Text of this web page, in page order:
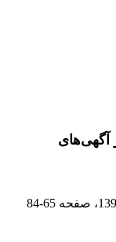
آگهی‌های
، صفحه 84-65